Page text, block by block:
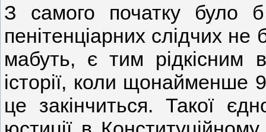
З самого початку було б
пенітенціарних слідчих
мабуть, є тим рідкісним
історії, коли щонайменше
це закінчиться. Такої